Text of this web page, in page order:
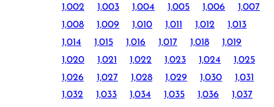
1,002
1,003 1,004 1,005 1,006
1,007
1,008
1,009 1,010 1,011 1,012
1,013
1,014
1,015 1,016 1,017 1,018
1,019
1,020
1,021 1,022 1,023 1,024
1,025
1,026
1,027 1,028 1,029 1,030
1,031
1,032
1,033 1,034 1,035 1,036
1,037